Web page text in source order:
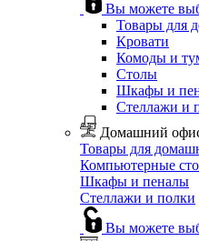
Вы можете
Товары для
Кровати
Комоды и
Столы
Шкафы и
Стеллажи и
Домашний
Товары для
Компьютерные
Шкафы и пеналы
Стеллажи и полки
Вы можете